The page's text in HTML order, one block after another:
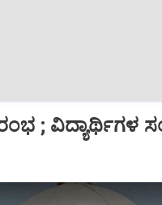
; ವಿದ್ಯಾರ್ಥಿಗಳ